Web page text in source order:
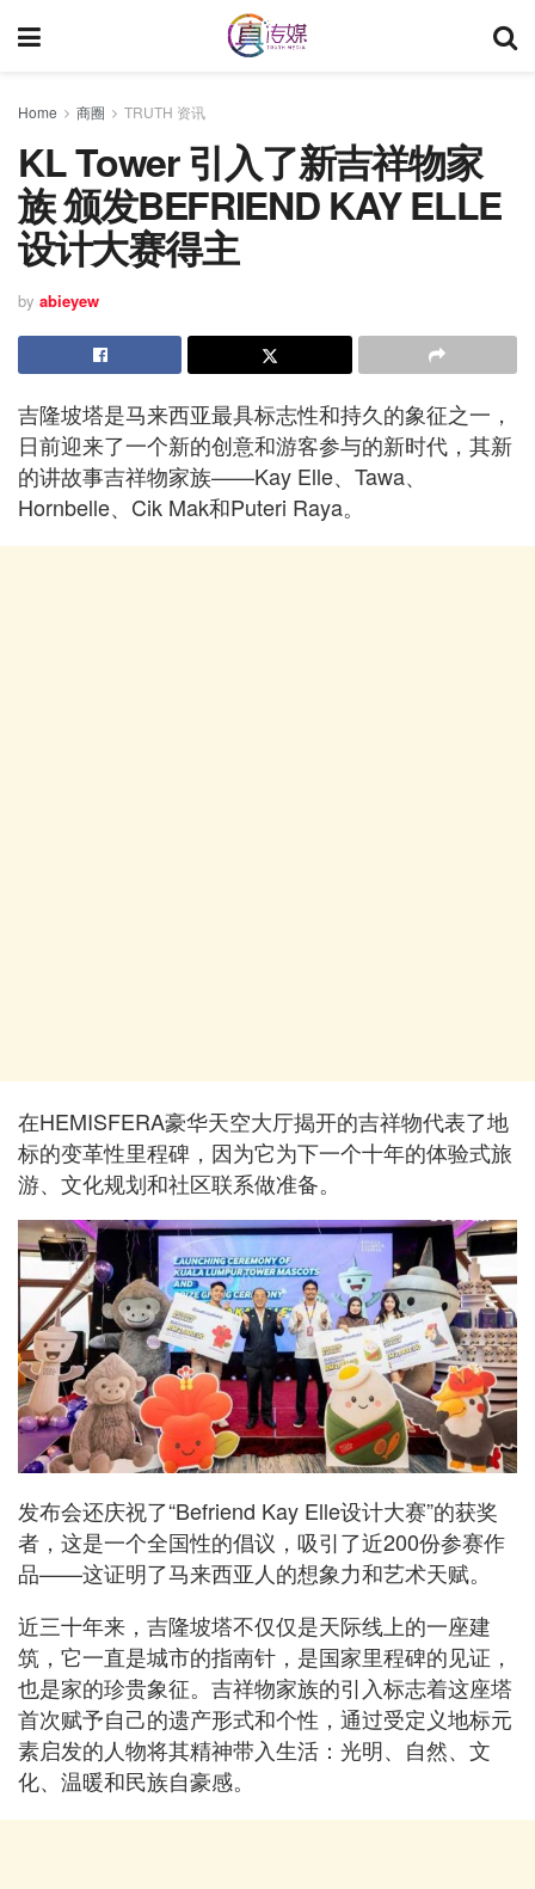
Home 商圈 TRUTH 资讯
KL Tower 引入了新吉祥物家
族 颁发BEFRIEND KAY ELLE
设计大赛得主
by abieyew
吉隆坡塔是马来西亚最具标志性和持久的象征之一，
日前迎来了一个新的创意和游客参与的新时代，其新
的讲故事吉祥物家族——Kay Elle、Tawa、
Hornbelle、Cik Mak和Puteri Raya。
在HEMISFERA豪华天空大厅揭开的吉祥物代表了地
标的变革性里程碑，因为它为下一个十年的体验式旅
游、文化规划和社区联系做准备。
发布会还庆祝了“Befriend Kay Elle设计大赛”的获奖
者，这是一个全国性的倡议，吸引了近200份参赛作
品——这证明了马来西亚人的想象力和艺术天赋。
近三十年来，吉隆坡塔不仅仅是天际线上的一座建
筑，它一直是城市的指南针，是国家里程碑的见证，
也是家的珍贵象征。吉祥物家族的引入标志着这座塔
首次赋予自己的遗产形式和个性，通过受定义地标元
素启发的人物将其精神带入生活：光明、自然、文
化、温暖和民族自豪感。